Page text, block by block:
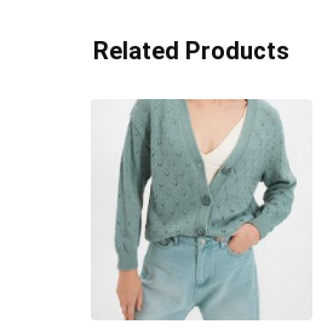
Related Products